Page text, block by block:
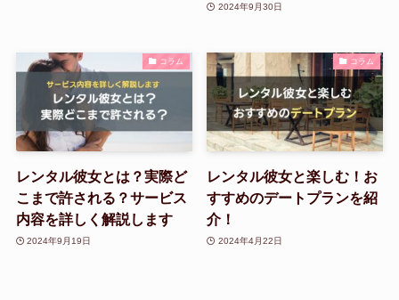
2024年9月30日
コラム
レンタル彼女とは？実際ど
こまで許される？サービス
内容を詳しく解説します
2024年9月19日
コラム
レンタル彼女と楽しむ！お
すすめのデートプランを紹
介！
2024年4月22日